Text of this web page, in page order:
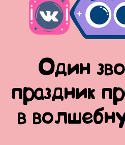
Один
праздник
в